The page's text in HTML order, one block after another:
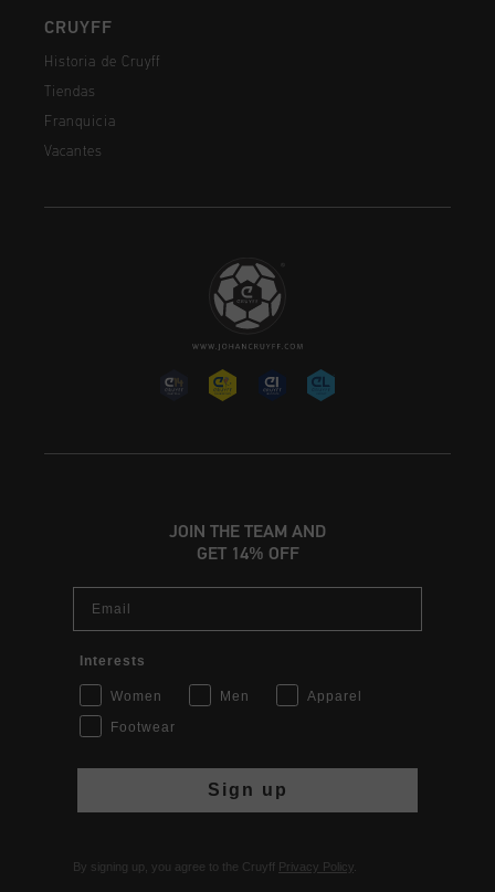
CRUYFF
Historia de Cruyff
Tiendas
Franquicia
Vacantes
JOIN THE TEAM AND
GET 14% OFF
Interests
Women Men
Apparel
Footwear
Sign up
By signing up, you agree to the Cruyff Privacy Policy